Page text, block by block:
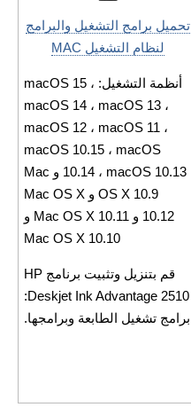
تحميل برامج التشغيل والبرامج
لنظام التشغيل MAC
أنظمة التشغيل: macOS 15 ،
macOS 14 ، macOS 13 ،
macOS 12 ، macOS 11 ،
macOS 10.15 ، macOS
10.14 ، macOS 10.13 و Mac
OS X 10.9 و Mac OS X
10.12 و Mac OS X 10.11 و
Mac OS X 10.10
قم بتنزيل وتثبيت برنامج HP
Deskjet Ink Advantage 2510:
برامج تشغيل الطابعة وبرامجها.